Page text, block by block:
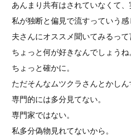
あんまり共有はされていなくて、
私が独断と偏見で流すっていう感
夫さんにオススメ聞いてみるって
ちょっと何が好きなんでしょうね
ちょっと確かに。
ただそんなムツクラさんとかしん
専門的には多分見てない。
専門家ではない。
私多分偽物見れてないから。